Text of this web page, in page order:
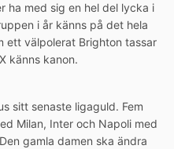
ha med sig en hel del lycka i
i år känns på det hela
ett välpolerat Brighton tassar
känns kanon.
sitt senaste ligaguld. Fem
Milan, Inter och Napoli med
gamla damen ska ändra